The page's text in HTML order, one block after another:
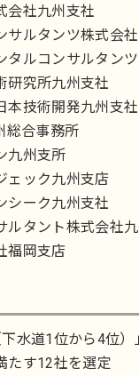
会社九州支社
サルタンツ株式会
タルコンサルタン
研究所九州支社
本技術開発九州支社
総合事務所
九州支所
ェック九州支店
シーク九州支社
ルタント株式会社
福岡支店
下水道1位から4位
たす12社を選定